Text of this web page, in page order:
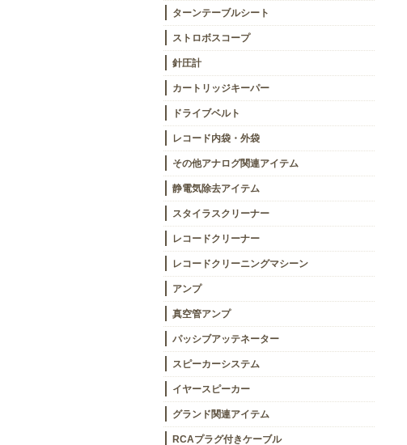
ターンテーブルシート
ストロボスコープ
針圧計
カートリッジキーパー
ドライブベルト
レコード内袋・外袋
その他アナログ関連アイテム
静電気除去アイテム
スタイラスクリーナー
レコードクリーナー
レコードクリーニングマシーン
アンプ
真空管アンプ
パッシブアッテネーター
スピーカーシステム
イヤースピーカー
グランド関連アイテム
RCAプラグ付きケーブル